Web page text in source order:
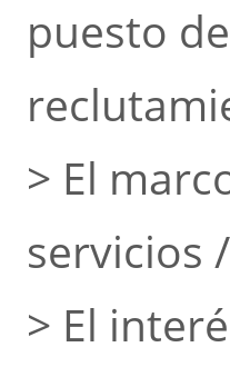
puesto
> El
servicios
> El